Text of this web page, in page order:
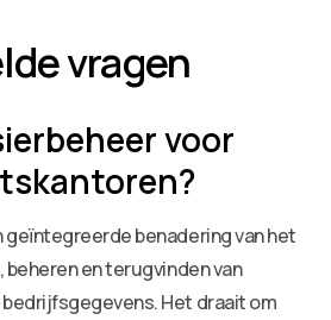
vragen
voor
geïntegreerde benadering van het
beheren en terugvinden van
Het draait om